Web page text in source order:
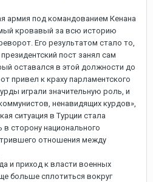
армия под командованием Кенана
кровавый за всю историю
Его результатом стало то,
пост занял сам
оставался в этой должности до
привел к краху парламентского
играли значительную роль, и
ненавидящих курдов»,
ситуация в Турции стала
сторону национального
отношения между
и приход к власти военных
больше сплотиться вокруг